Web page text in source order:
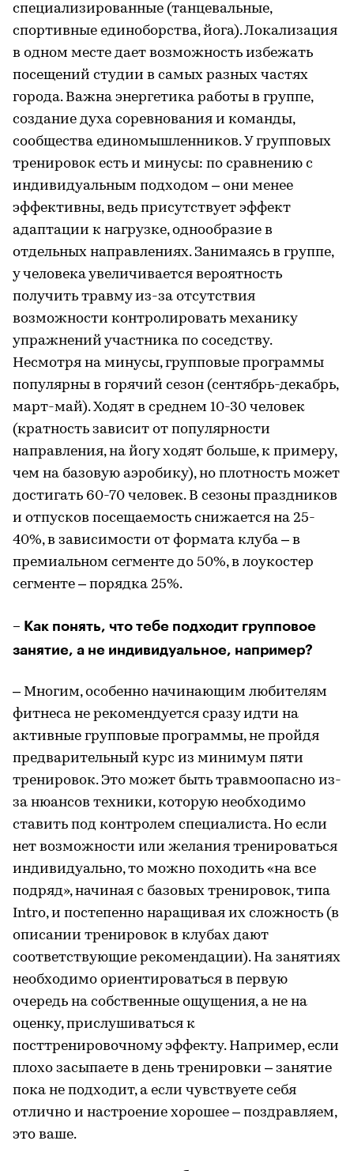
специализированные (танцевальные,
спортивные единоборства, йога). Локализация
в одном месте дает возможность избежать
посещений студии в самых разных частях
города. Важна энергетика работы в группе,
создание духа соревнования и команды,
сообщества единомышленников. У групповых
тренировок есть и минусы: по сравнению с
индивидуальным подходом – они менее
эффективны, ведь присутствует эффект
адаптации к нагрузке, однообразие в
отдельных направлениях. Занимаясь в группе,
у человека увеличивается вероятность
получить травму из-за отсутствия
возможности контролировать механику
упражнений участника по соседству.
Несмотря на минусы, групповые программы
популярны в горячий сезон (сентябрь-декабрь,
март-май). Ходят в среднем 10-30 человек
(кратность зависит от популярности
направления, на йогу ходят больше, к примеру,
чем на базовую аэробику), но плотность может
достигать 60-70 человек. В сезоны праздников
и отпусков посещаемость снижается на 25-
40%, в зависимости от формата клуба – в
премиальном сегменте до 50%, в лоукостер
сегменте – порядка 25%.
– Как понять, что тебе подходит групповое
занятие, а не индивидуальное, например?
– Многим, особенно начинающим любителям
фитнеса не рекомендуется сразу идти на
активные групповые программы, не пройдя
предварительный курс из минимум пяти
тренировок. Это может быть травмоопасно из-
за нюансов техники, которую необходимо
ставить под контролем специалиста. Но если
нет возможности или желания тренироваться
индивидуально, то можно походить «на все
подряд», начиная с базовых тренировок, типа
Intro, и постепенно наращивая их сложность (в
описании тренировок в клубах дают
соответствующие рекомендации). На занятиях
необходимо ориентироваться в первую
очередь на собственные ощущения, а не на
оценку, прислушиваться к
посттренировочному эффекту. Например, если
плохо засыпаете в день тренировки – занятие
пока не подходит, а если чувствуете себя
отлично и настроение хорошее – поздравляем,
это ваше.